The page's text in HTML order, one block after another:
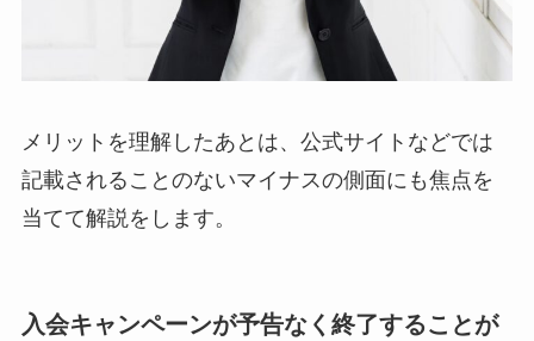
メリットを理解したあとは、公式サイトなどでは
記載されることのないマイナスの側面にも焦点を
当てて解説をします。
入会キャンペーンが予告なく終了することが